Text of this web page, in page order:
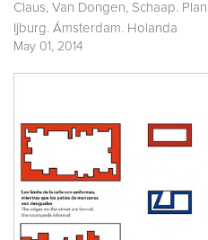
Claus, Van Dongen, Schaap.
Ijburg. Ámsterdam. Holanda
May 01, 2014